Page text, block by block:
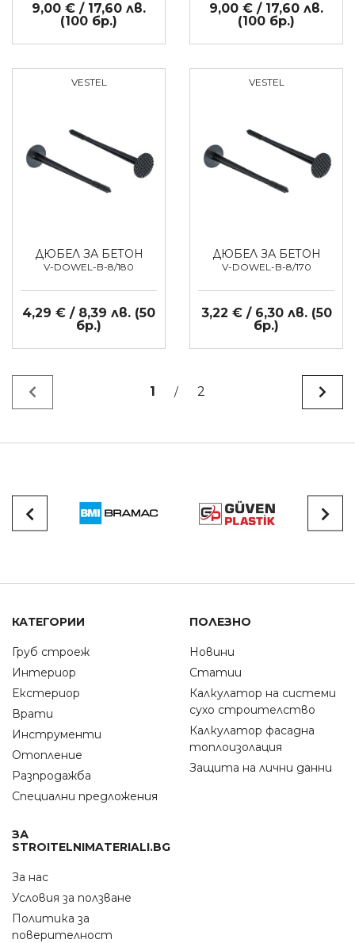
9,00 € / 17,60 лв.
(100 бр.)
9,00 € / 17,60 лв.
(100 бр.)
VESTEL
ДЮБЕЛ ЗА БЕТОН
V-DOWEL-B-8/180
4,29 € / 8,39 лв. (50
бр.)
VESTEL
ДЮБЕЛ ЗА БЕТОН
V-DOWEL-B-8/170
3,22 € / 6,30 лв. (50
бр.)
1 / 2
КАТЕГОРИИ
Груб строеж
Интериор
Екстериор
Врати
Инструменти
Отопление
Разпродажба
Специални предложения
ПОЛЕЗНО
Новини
Статии
Калкулатор на системи
сухо строителство
Калкулатор фасадна
топлоизолация
Защита на лични данни
ЗА
STROITELNIMATERIALI.BG
За нас
Условия за ползване
Политика за
поверителност